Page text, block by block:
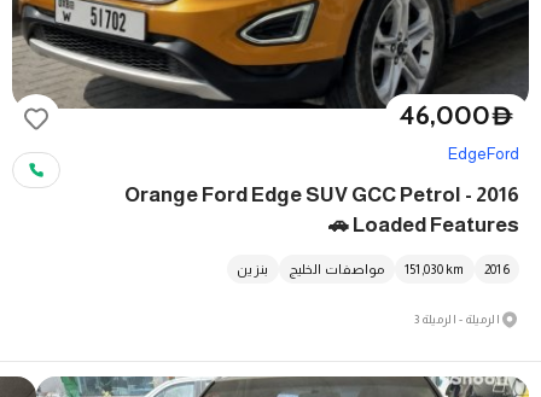
D
46,000
Ford
Edge
2016 Orange Ford Edge SUV GCC Petrol -
Loaded Features 🚗
2016
151,030 km مواصفات الخليج بنزين
الرميلة - الرميلة 3